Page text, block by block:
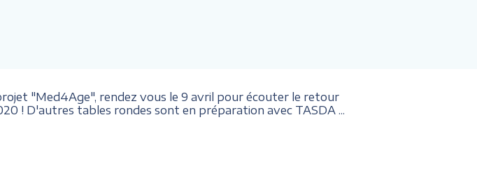
"Med4Age", rendez vous le 9 avril pour écouter le retour
! D'autres tables rondes sont en préparation avec TASDA ...